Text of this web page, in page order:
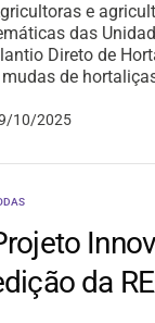
e
das
Direto de
mudas de
10/2025
da